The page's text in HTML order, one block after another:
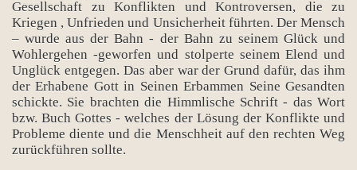
Gesellschaft zu Konflikten und Kontroversen, die zu
Kriegen , Unfrieden und Unsicherheit führten. Der Mensch
– wurde aus der Bahn - der Bahn zu seinem Glück und
Wohlergehen -geworfen und stolperte seinem Elend und
Unglück entgegen. Das aber war der Grund dafür, das ihm
der Erhabene Gott in Seinen Erbammen Seine Gesandten
schickte. Sie brachten die Himmlische Schrift - das Wort
bzw. Buch Gottes - welches der Lösung der Konflikte und
Probleme diente und die Menschheit auf den rechten Weg
zurückführen sollte.